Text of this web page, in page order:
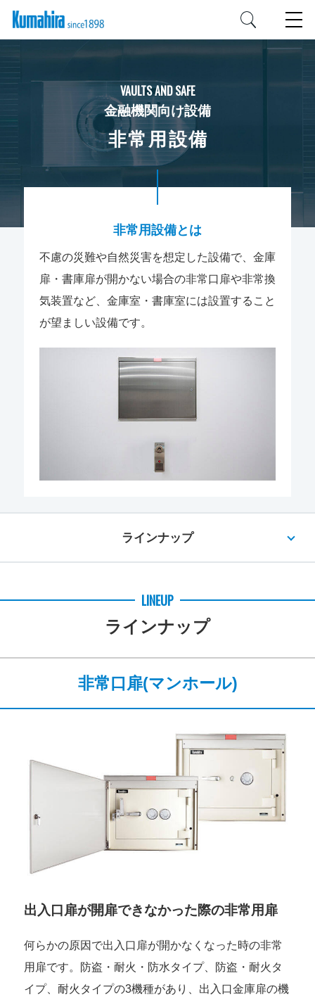
VAULTS AND SAFE
金融機関向け設備
非常用設備
非常用設備とは
不慮の災難や自然災害を想定した設備で、金庫
扉・書庫扉が開かない場合の非常口扉や非常換
気装置など、金庫室・書庫室には設置すること
が望ましい設備です。
ラインナップ
LINEUP
ラインナップ
非常口扉(マンホール)
出入口扉が開扉できなかった際の非常用扉
何らかの原因で出入口扉が開かなくなった時の非常
用扉です。防盗・耐火・防水タイプ、防盗・耐火タ
イプ、耐火タイプの3機種があり、出入口金庫扉の機